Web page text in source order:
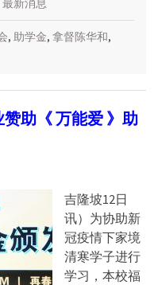
, 助学金, 拿督陈华和,
助《 万能爱 》助
吉隆坡12日
讯）为协助新
冠疫情下家境
清寒学子进行
学习，本校福